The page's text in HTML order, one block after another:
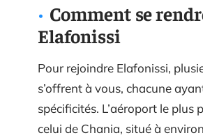
Comment se
Elafonissi
Pour rejoindre Elafonissi,
s’offrent à vous, chacune
spécificités. L’aéroport le plus
celui de Chania, situé à